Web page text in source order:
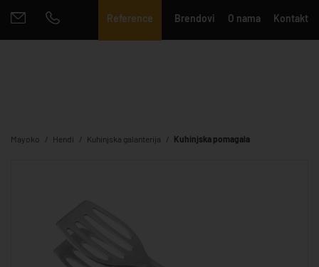
Reference Brendovi O nama Kontakt
Mayoko Hendi Kuhinjska galanterija Kuhinjska pomagala